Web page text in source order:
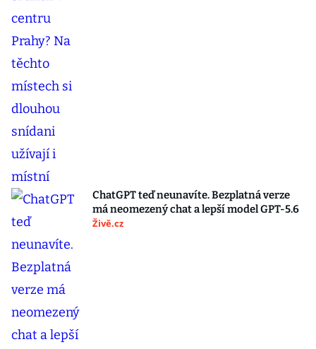
ChatGPT teď neunavíte. Bezplatná verze
má neomezený chat a lepší model GPT-5.6
Živě.cz